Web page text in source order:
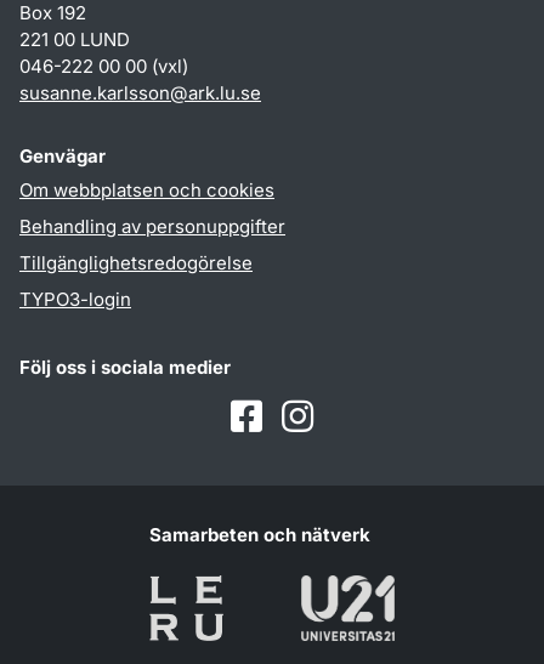
Box 192
221 00 LUND
046-222 00 00 (vxl)
susanne.karlsson@ark.lu.se
Genvägar
Om webbplatsen och cookies
Behandling av personuppgifter
Tillgänglighetsredogörelse
TYPO3-login
Följ oss i sociala medier
FacebookInstagram
Samarbeten och nätverk